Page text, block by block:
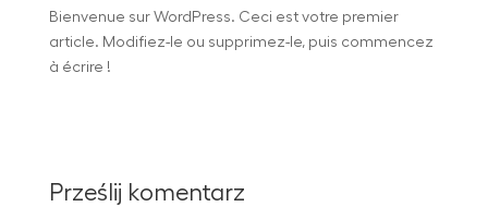
Bienvenue sur WordPress. Ceci est votre premier
article. Modifiez-le ou supprimez-le, puis commencez
à écrire !
Prześlij komentarz